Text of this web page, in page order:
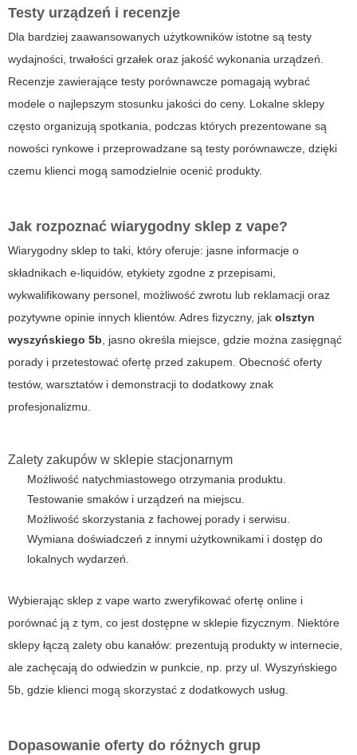
Testy urządzeń i recenzje
Dla bardziej zaawansowanych użytkowników istotne są testy
wydajności, trwałości grzałek oraz jakość wykonania urządzeń.
Recenzje zawierające testy porównawcze pomagają wybrać
modele o najlepszym stosunku jakości do ceny. Lokalne sklepy
często organizują spotkania, podczas których prezentowane są
nowości rynkowe i przeprowadzane są testy porównawcze, dzięki
czemu klienci mogą samodzielnie ocenić produkty.
Jak rozpoznać wiarygodny sklep z vape?
Wiarygodny sklep to taki, który oferuje: jasne informacje o
składnikach e-liquidów, etykiety zgodne z przepisami,
wykwalifikowany personel, możliwość zwrotu lub reklamacji oraz
pozytywne opinie innych klientów. Adres fizyczny, jak olsztyn
wyszyńskiego 5b, jasno określa miejsce, gdzie można zasięgnąć
porady i przetestować ofertę przed zakupem. Obecność oferty
testów, warsztatów i demonstracji to dodatkowy znak
profesjonalizmu.
Zalety zakupów w sklepie stacjonarnym
Możliwość natychmiastowego otrzymania produktu.
Testowanie smaków i urządzeń na miejscu.
Możliwość skorzystania z fachowej porady i serwisu.
Wymiana doświadczeń z innymi użytkownikami i dostęp do
lokalnych wydarzeń.
Wybierając sklep z vape warto zweryfikować ofertę online i
porównać ją z tym, co jest dostępne w sklepie fizycznym. Niektóre
sklepy łączą zalety obu kanałów: prezentują produkty w internecie,
ale zachęcają do odwiedzin w punkcie, np. przy ul. Wyszyńskiego
5b, gdzie klienci mogą skorzystać z dodatkowych usług.
Dopasowanie oferty do różnych grup